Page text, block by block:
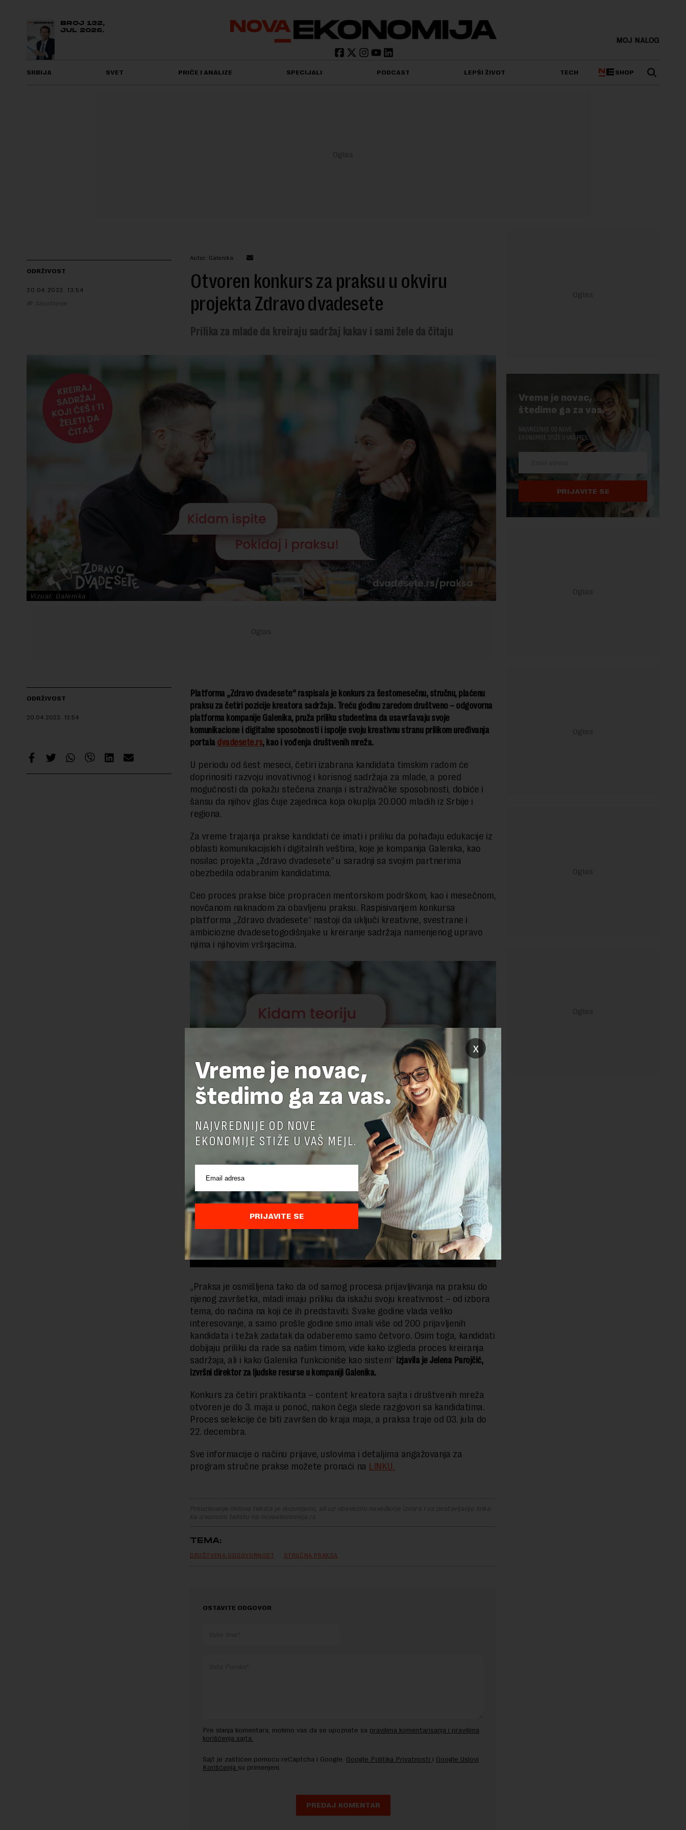
BROJ 132,
JUL 2026.
MOJ NALOG
SRBIJA SVET PRIČE I ANALIZE SPECIJALI PODCAST LEPŠI ŽIVOT TECH SHOP
ODRŽIVOST
20.04.2023. 13:54
Saopštenje
Autor: Galenika
Otvoren konkurs za praksu u okviru
projekta Zdravo dvadesete
Prilika za mlade da kreiraju sadržaj kakav i sami žele da čitaju
Vizual: Galenika
ODRŽIVOST
20.04.2023. 13:54
Platforma „Zdravo dvadesete“ raspisala je konkurs za šestomesečnu, stručnu, plaćenu
praksu za četiri pozicije kreatora sadržaja. Treću godinu zaredom društveno – odgovorna
platforma kompanije Galenika, pruža priliku studentima da usavršavaju svoje
komunikacione i digitalne sposobnosti i ispolje svoju kreativnu stranu prilikom uređivanja
portala dvadesete.rs, kao i vođenja društvenih mreža.
U periodu od šest meseci, četiri izabrana kandidata timskim radom će
doprinositi razvoju inovativnog i korisnog sadržaja za mlade, a pored
mogućnosti da pokažu stečena znanja i istraživačke sposobnosti, dobiće i
šansu da njihov glas čuje zajednica koja okuplja 20.000 mladih iz Srbije i
regiona.
Za vreme trajanja prakse kandidati će imati i priliku da pohađaju edukacije iz
oblasti komunikacijskih i digitalnih veština, koje je kompanija Galenika, kao
nosilac projekta „Zdravo dvadesete” u saradnji sa svojim partnerima
obezbedila odabranim kandidatima.
Ceo proces prakse biće propraćen mentorskom podrškom, kao i mesečnom,
novčanom naknadom za obavljenu praksu. Raspisivanjem konkursa
platforma „Zdravo dvadesete“ nastoji da uključi kreativne, svestrane i
ambiciozne dvadesetogodišnjake u kreiranje sadržaja namenjenog upravo
njima i njihovim vršnjacima.
„Praksa je osmišljena tako da od samog procesa prijavljivanja na praksu do
njenog završetka, mladi imaju priliku da iskažu svoju kreativnost – od izbora
tema, do načina na koji će ih predstaviti. Svake godine vlada veliko
interesovanje, a samo prošle godine smo imali više od 200 prijavljenih
kandidata i težak zadatak da odaberemo samo četvoro. Osim toga, kandidati
dobijaju priliku da rade sa našim timom, vide kako izgleda proces kreiranja
sadržaja, ali i kako Galenika funkcioniše kao sistem“ izjavila je Jelena Parojčić,
izvršni direktor za ljudske resurse u kompaniji Galenika.
Konkurs za četiri praktikanta – content kreatora sajta i društvenih mreža
otvoren je do 3. maja u ponoć, nakon čega slede razgovori sa kandidatima.
Proces selekcije će biti završen do kraja maja, a praksa traje od 03. jula do
22. decembra.
Sve informacije o načinu prijave, uslovima i detaljima angažovanja za
program stručne prakse možete pronaći na LINKU.
Preuzimanje delova teksta je dozvoljeno, ali uz obavezno navođenje izvora i uz postavljanje linka
ka izvornom tekstu na novaekonomija.rs
TEMA:
DRUŠTVENA ODGOVORNOST STRUČNA PRAKSA
OSTAVITE ODGOVOR
Pre slanja komentara, molimo vas da se upoznate sa pravilima komentarisanja i pravilima
korišćenja sajta.
Sajt je zaštićen pomocu reCaptcha i Google. Google Politika Privatnosti i Google Uslovi
Korišćenja su primenjeni.
Vreme je novac,
štedimo ga za vas.
NAJVREDNIJE OD NOVE
EKONOMIJE STIŽE U VAŠ MEJL.
PRIJAVITE SE
x
Vreme je novac,
štedimo ga za vas.
NAJVREDNIJE OD NOVE
EKONOMIJE STIŽE U VAŠ MEJL.
PRIJAVITE SE